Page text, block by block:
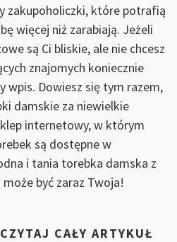
zakupoholiczki, które potrafią
więcej niż zarabiają. Jeżeli
są Ci bliskie, ale nie chcesz
znajomych koniecznie
wpis. Dowiesz się tym razem,
damskie za niewielkie
internetowy, w którym
są dostępne w
i tania torebka damska z
być zaraz Twoja!
CZYTAJ CAŁY ARTYKUŁ